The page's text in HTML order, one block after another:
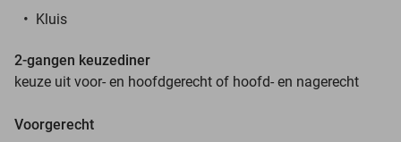
Kluis
2-gangen keuzediner
keuze uit voor- en hoofdgerecht of hoofd- en nagerecht
Voorgerecht